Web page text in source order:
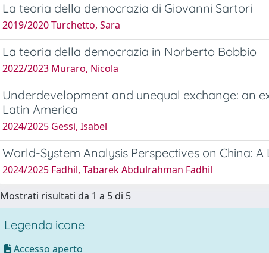
La teoria della democrazia di Giovanni Sartori
2019/2020 Turchetto, Sara
La teoria della democrazia in Norberto Bobbio
2022/2023 Muraro, Nicola
Underdevelopment and unequal exchange: an
Latin America
2024/2025 Gessi, Isabel
World-System Analysis Perspectives on China:
2024/2025 Fadhil, Tabarek Abdulrahman Fadhil
Mostrati risultati da 1 a 5 di 5
Legenda icone
Accesso aperto